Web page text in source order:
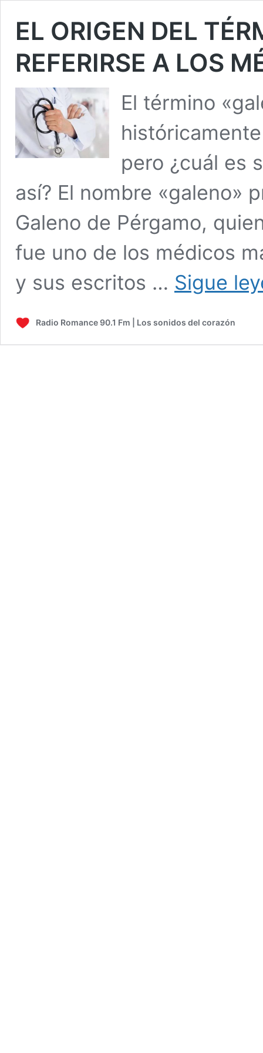
EL ORIGEN DEL
REFERIRSE A LOS
El término
pero ¿cuál es
así? El nombre «galeno»
Galeno de Pérgamo,
fue uno de los médicos
y sus escritos … Sigue
Radio Romance 90.1 Fm | Los sonidos del corazón